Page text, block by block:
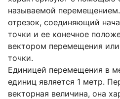
называемой
отрезок, соединяющий
точки и ее конечное
вектором перемещения
точки.
Единицей перемещения в
единиц является 1 метр.
векторная величина, она